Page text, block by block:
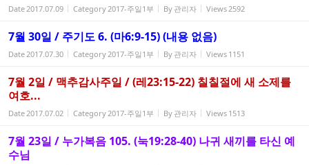
Date2017.07.09 Category2017-주일1부 By 관리자 Views2592
7월 30일 / 주기도 6. (마6:9-15) (내용 없음)
Date2017.07.30 Category2017-주일1부 By 관리자 Views 1151
7월 2일 / 맥추감사주일 / (레23:15-22) 칠칠절에 새 소제를
여호...
Date2017.07.02 Category2017-주일1부 By 관리자 Views 1513
7월 23일 / 누가복음 105. (눅19:28-40) 나귀 새끼를 타신 예
수님